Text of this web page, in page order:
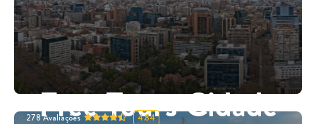
Free Tours Cidade
278 Avaliações 4.84